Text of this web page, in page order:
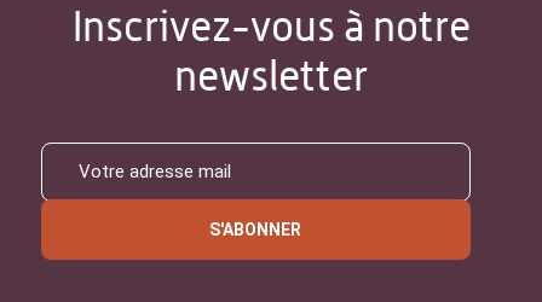
Inscrivez-vous à notre
newsletter
S'ABONNER